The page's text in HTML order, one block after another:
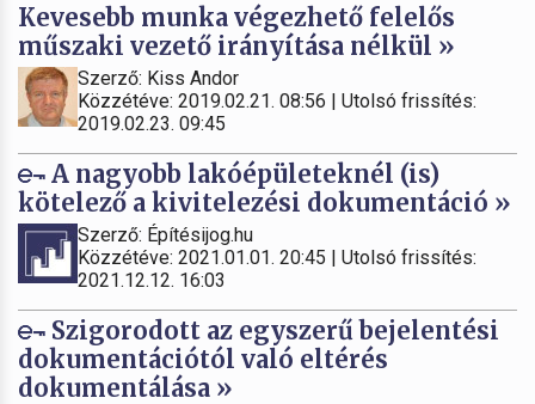
Kevesebb munka végezhető felelős
műszaki vezető irányítása nélkül »
Szerző: Kiss Andor
Közzétéve: 2019.02.21. 08:56 | Utolsó frissítés:
2019.02.23. 09:45
A nagyobb lakóépületeknél (is)
kötelező a kivitelezési dokumentáció »
Szerző: Építésijog.hu
Közzétéve: 2021.01.01. 20:45 | Utolsó frissítés:
2021.12.12. 16:03
Szigorodott az egyszerű bejelentési
dokumentációtól való eltérés
dokumentálása »